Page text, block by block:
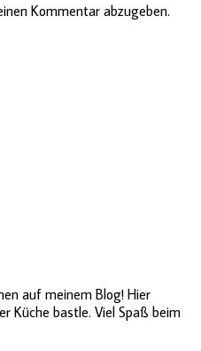
Kommentar abzugeben.
auf meinem Blog! Hier
Küche bastle. Viel Spaß beim